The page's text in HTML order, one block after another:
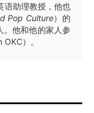
语助理教授，他也
Pop Culture）的
。他和他的家人参
）。